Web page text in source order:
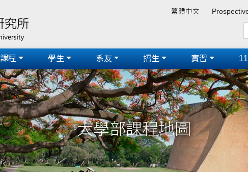
繁體中文
課程 學生 系友 招生 實習
大學部課程地圖